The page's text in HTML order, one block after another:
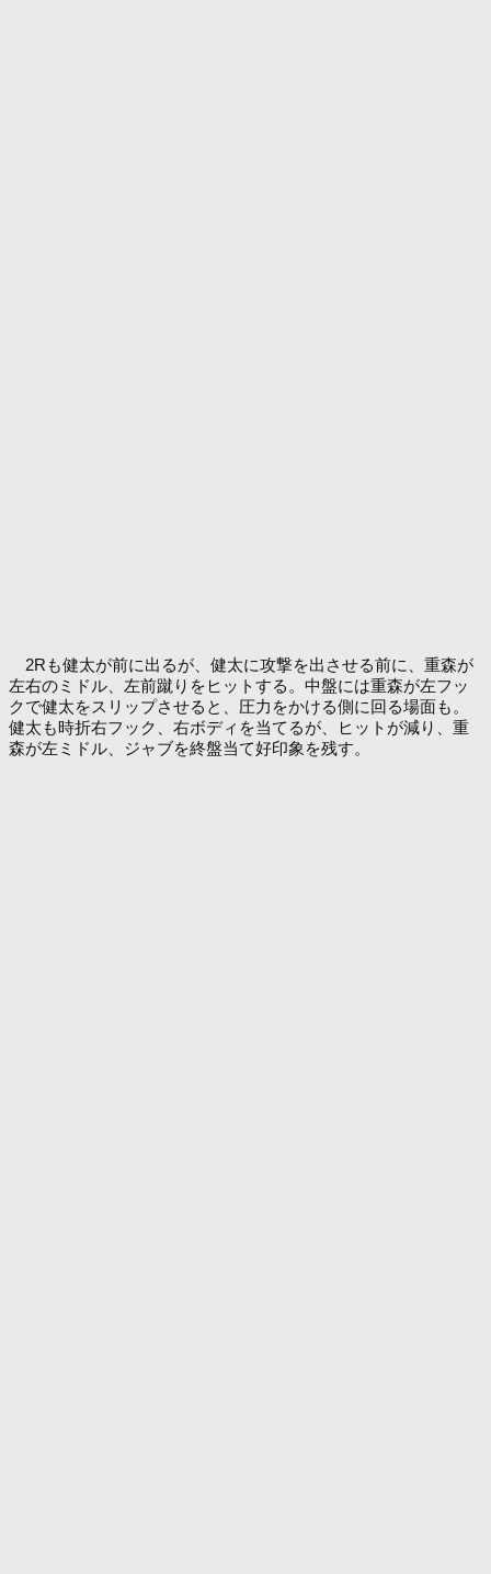
2Rも健太が前に出るが、健太に攻撃を出させる前に、重森が
左右のミドル、左前蹴りをヒットする。中盤には重森が左フッ
クで健太をスリップさせると、圧力をかける側に回る場面も。
健太も時折右フック、右ボディを当てるが、ヒットが減り、重
森が左ミドル、ジャブを終盤当て好印象を残す。